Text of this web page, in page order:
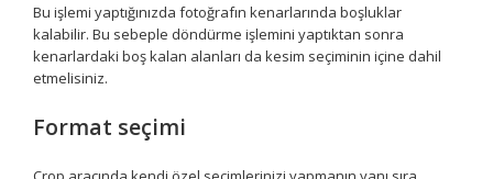
Bu işlemi yaptığınızda fotoğrafın kenarlarında boşluklar
kalabilir. Bu sebeple döndürme işlemini yaptıktan sonra
kenarlardaki boş kalan alanları da kesim seçiminin içine dahil
etmelisiniz.
Format seçimi